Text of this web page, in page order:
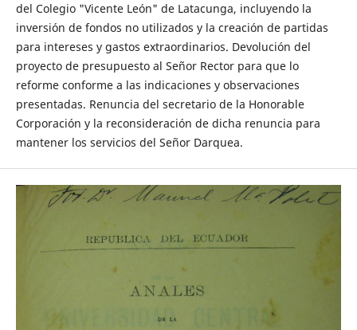
del Colegio "Vicente León" de Latacunga, incluyendo la
inversión de fondos no utilizados y la creación de partidas
para intereses y gastos extraordinarios. Devolución del
proyecto de presupuesto al Señor Rector para que lo
reforme conforme a las indicaciones y observaciones
presentadas. Renuncia del secretario de la Honorable
Corporación y la reconsideración de dicha renuncia para
mantener los servicios del Señor Darquea.